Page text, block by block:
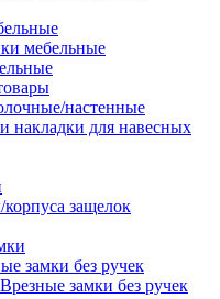
мебельные
настенные
накладки для навесных
защелок
замки без ручек
Врезные замки без ручек